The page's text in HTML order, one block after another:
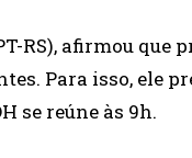
RS), afirmou que
Para isso, ele
se reúne às 9h.